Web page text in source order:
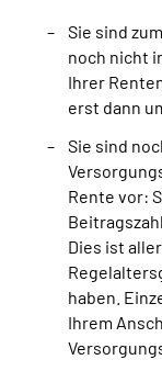
Sie sind
noch nicht
Ihrer
erst dann
Sie sind
Rente vor:
Dies ist
haben.
Ihrem